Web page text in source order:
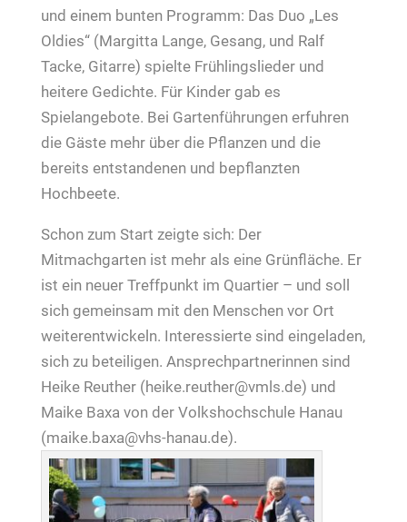
und einem bunten Programm: Das Duo „Les
Oldies“ (Margitta Lange, Gesang, und Ralf
Tacke, Gitarre) spielte Frühlingslieder und
heitere Gedichte. Für Kinder gab es
Spielangebote. Bei Gartenführungen erfuhren
die Gäste mehr über die Pflanzen und die
bereits entstandenen und bepflanzten
Hochbeete.
Schon zum Start zeigte sich: Der
Mitmachgarten ist mehr als eine Grünfläche. Er
ist ein neuer Treffpunkt im Quartier – und soll
sich gemeinsam mit den Menschen vor Ort
weiterentwickeln. Interessierte sind eingeladen,
sich zu beteiligen. Ansprechpartnerinnen sind
Heike Reuther (heike.reuther@vmls.de) und
Maike Baxa von der Volkshochschule Hanau
(maike.baxa@vhs-hanau.de).